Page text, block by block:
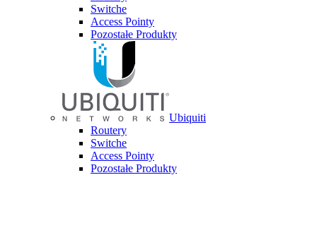
Switche
Access Pointy
Pozostałe Produkty
Ubiquiti
Routery
Switche
Access Pointy
Pozostałe Produkty